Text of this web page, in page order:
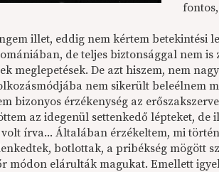
illet, eddig nem kértem betekintési
de teljes biztonsággal nem
meglepetések. De azt hiszem, nem
nem sikerült beleélnem
bizonyos érzékenység az
az idegenül settenkedő lépteket, de
volt írva... Általában érzékeltem, mi
botlottak, a pribékség mögött
módon elárulták magukat. Emellett